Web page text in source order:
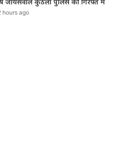
hours ago